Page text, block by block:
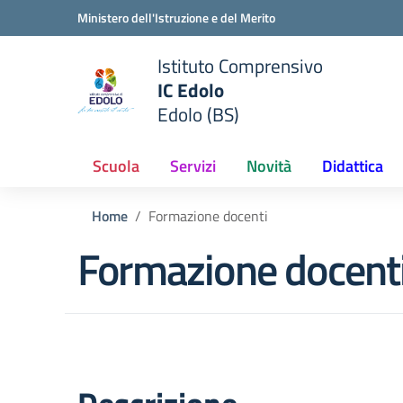
Vai ai contenuti
Vai al menu di navigazioneMinistero dell'Istruzione e del Merito
scuola
Istituto Comprensivo
IC Edolo
Edolo (BS)
Scuola Servizi Novità Didattica
Home Formazione docenti
Formazione